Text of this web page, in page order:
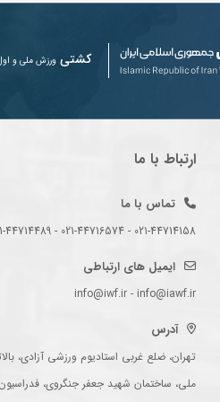
کشتی ورزش ملی و
ارتباط با ما
تماس با ما
021-44714158 - 021-44716574 - 021-44714489
ایمیل های ارتباطی
info@iwf.ir - info@iawf.ir
آدرس
تهران، ضلع غربی استادیوم ورزشی آزادی،
ملی، ساختمان شهید جعفر جنگروی،